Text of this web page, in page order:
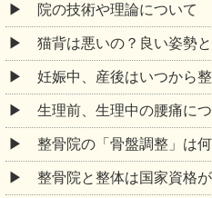
院の技術や理論について
猫背は悪いの？良い姿勢と
妊娠中、産後はいつから
生理前、生理中の腰痛に
整骨院の「骨盤調整」は
整骨院と整体は国家資格